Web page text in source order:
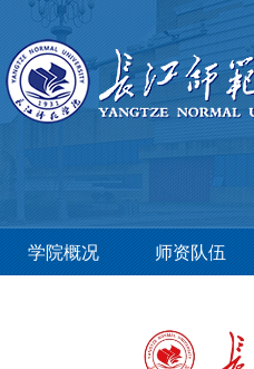
学院概况 师资队伍